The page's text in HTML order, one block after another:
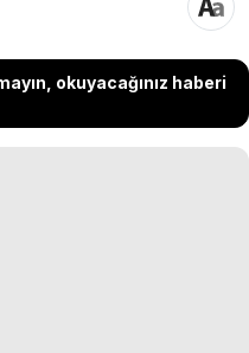
okuyacağınız haberi